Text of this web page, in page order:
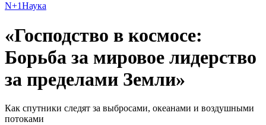
N+1Наука
«Господство в космосе:
Борьба за мировое лидерство
за пределами Земли»
Как спутники следят за выбросами, океанами и воздушными
потоками